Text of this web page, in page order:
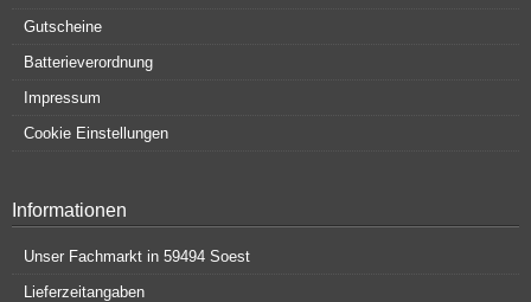
Gutscheine
Batterieverordnung
Impressum
Cookie Einstellungen
Informationen
Unser Fachmarkt in 59494 Soest
Lieferzeitangaben